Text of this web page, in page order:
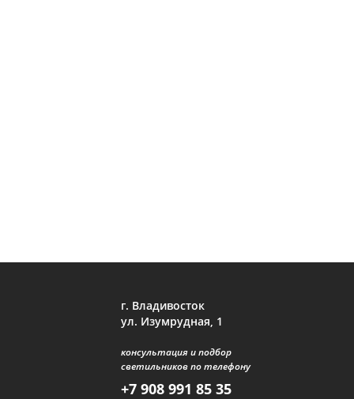
г. Владивосток
ул. Изумрудная, 1
консультация и подбор
светильников по телефону
+7 908 991 85 35